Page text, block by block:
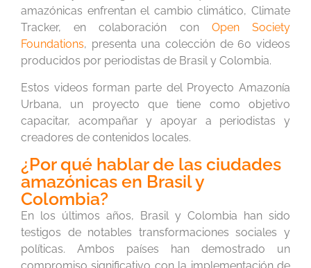
amazónicas enfrentan el cambio climático, Climate
Tracker, en colaboración con Open Society
Foundations, presenta una colección de 60 videos
producidos por periodistas de Brasil y Colombia.
Estos videos forman parte del Proyecto Amazonía
Urbana, un proyecto que tiene como objetivo
capacitar, acompañar y apoyar a periodistas y
creadores de contenidos locales.
¿Por qué hablar de las ciudades
amazónicas en Brasil y
Colombia?
En los últimos años, Brasil y Colombia han sido
testigos de notables transformaciones sociales y
políticas. Ambos países han demostrado un